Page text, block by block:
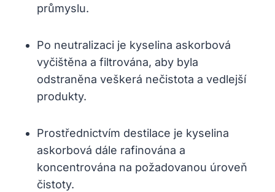
průmyslu.
Po neutralizaci je kyselina askorbová
vyčištěna a filtrována, aby byla
odstraněna veškerá nečistota a vedlejší
produkty.
Prostřednictvím destilace je kyselina
askorbová dále rafinována a
koncentrována na požadovanou úroveň
čistoty.